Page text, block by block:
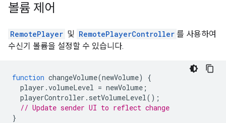
볼륨 제어
RemotePlayer 및 RemotePlayerController 를 사용하여
수신기 볼륨을 설정할 수 있습니다.
function changeVolume(newVolume)
{
player .volumeLevel = newVolume ;
playerController . setVolumeLevel();
// Update sender UI to reflect change
}